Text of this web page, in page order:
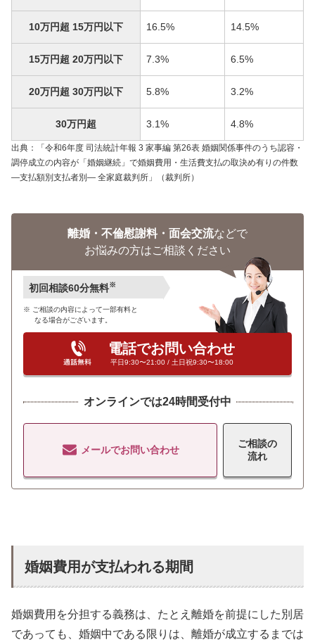
10万円超 15万円以下 16.5% 14.5%
15万円超 20万円以下 7.3% 6.5%
20万円超 30万円以下 5.8% 3.2%
30万円超 3.1% 4.8%
出典：「令和6年度 司法統計年報 3 家事編 第26表 婚姻関係事件のうち認容・
調停成立の内容が「婚姻継続」で婚姻費用・生活費支払の取決め有りの件数
―支払額別支払者別― 全家庭裁判所」（裁判所）
離婚・不倫慰謝料・面会交流などで
お悩みの方はご相談ください
初回相談60分無料※
ご相談の内容によって一部有料と
なる場合がございます。
電話でお問い合わせ
平日9:30〜21:00 / 土日祝9:30〜18:00
オンラインでは24時間受付中
メールでお問い合わせ
ご相談の
流れ
婚姻費用が支払われる期間
婚姻費用を分担する義務は、たとえ離婚を前提にした別居
であっても、婚姻中である限りは、離婚が成立するまでは